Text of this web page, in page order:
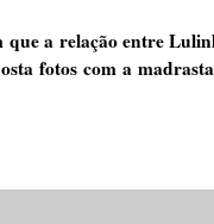
a relação entre
fotos com a